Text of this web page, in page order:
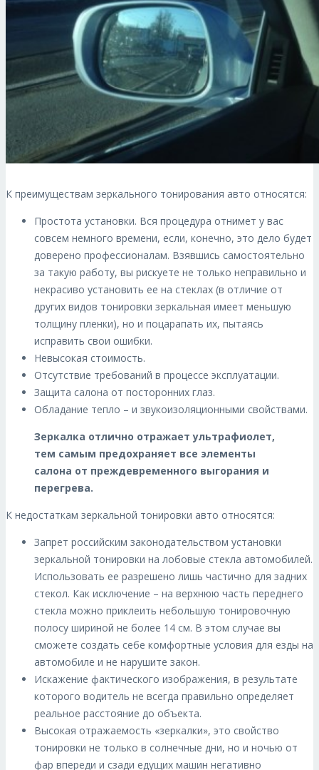
К преимуществам зеркального тонирования авто относятся:
Простота установки. Вся процедура отнимет у вас
совсем немного времени, если, конечно, это дело будет
доверено профессионалам. Взявшись самостоятельно
за такую работу, вы рискуете не только неправильно и
некрасиво установить ее на стеклах (в отличие от
других видов тонировки зеркальная имеет меньшую
толщину пленки), но и поцарапать их, пытаясь
исправить свои ошибки.
Невысокая стоимость.
Отсутствие требований в процессе эксплуатации.
Защита салона от посторонних глаз.
Обладание тепло – и звукоизоляционными свойствами.
Зеркалка отлично отражает ультрафиолет,
тем самым предохраняет все элементы
салона от преждевременного выгорания и
перегрева.
К недостаткам зеркальной тонировки авто относятся:
Запрет российским законодательством установки
зеркальной тонировки на лобовые стекла автомобилей.
Использовать ее разрешено лишь частично для задних
стекол. Как исключение – на верхнюю часть переднего
стекла можно приклеить небольшую тонировочную
полосу шириной не более 14 см. В этом случае вы
сможете создать себе комфортные условия для езды на
автомобиле и не нарушите закон.
Искажение фактического изображения, в результате
которого водитель не всегда правильно определяет
реальное расстояние до объекта.
Высокая отражаемость «зеркалки», это свойство
тонировки не только в солнечные дни, но и ночью от
фар впереди и сзади едущих машин негативно